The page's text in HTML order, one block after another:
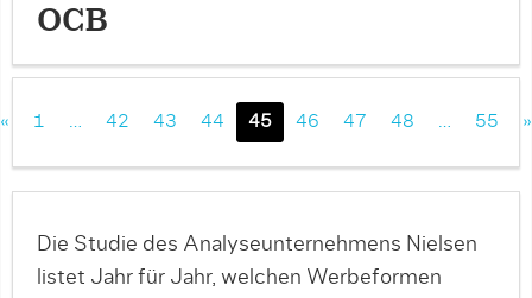
OCB
« 1 42 43 44 45 46 47 48 55 »
Die Studie des Analyseunternehmens Nielsen
listet Jahr für Jahr, welchen Werbeformen